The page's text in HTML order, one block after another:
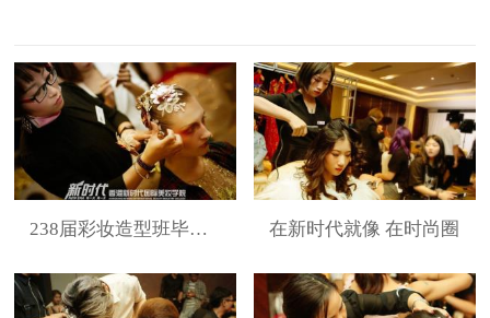
238届彩妆造型班毕业展 在新时代就像 在时尚圈